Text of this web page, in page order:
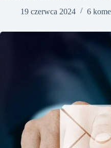
19 czerwca 2024
6